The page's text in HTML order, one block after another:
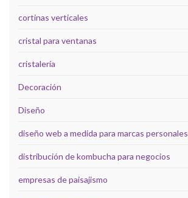
cortinas verticales
cristal para ventanas
cristalería
Decoración
Diseño
diseño web a medida para marcas personales
distribución de kombucha para negocios
empresas de paisajismo